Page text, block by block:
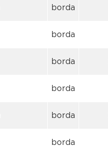
borda
borda
borda
borda
borda
borda